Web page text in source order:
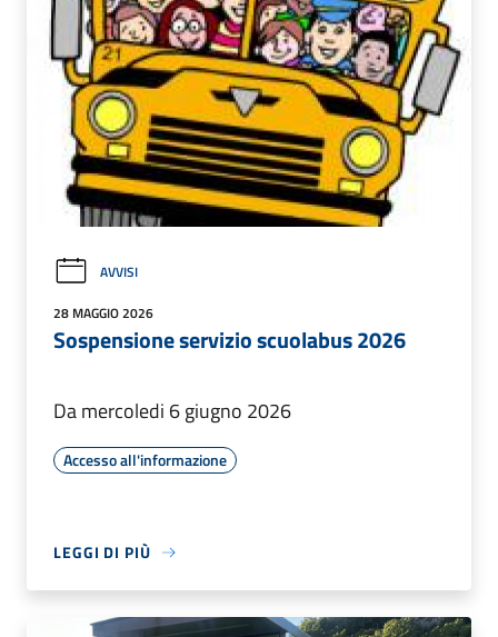
AVVISI
28 MAGGIO 2026
Sospensione servizio scuolabus 2026
Da mercoledi 6 giugno 2026
Accesso all'informazione
LEGGI DI PIÙ